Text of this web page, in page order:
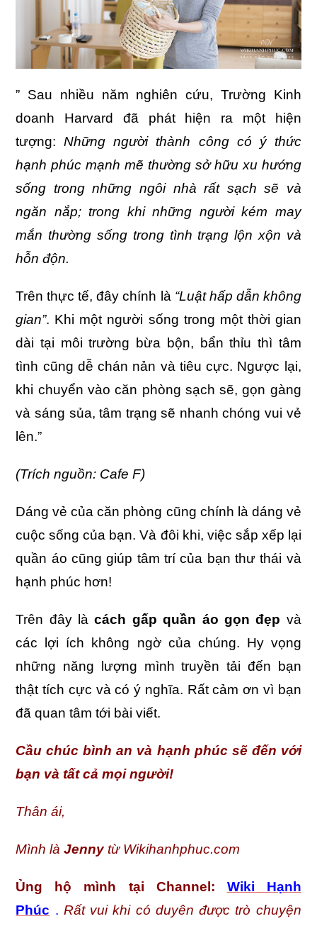
” Sau nhiều năm nghiên cứu, Trường Kinh
doanh Harvard đã phát hiện ra một hiện
tượng:Những người thành công có ý thức
hạnh phúc mạnh mẽ thường sở hữu xu hướng
sống trong những ngôi nhà rất sạch sẽ và
ngăn nắp; trong khi những người kém may
mắn thường sống trong tình trạng lộn xộn và
hỗn độn.
Trên thực tế, đây chính là “Luật hấp dẫn không
gian”. Khi một người sống trong một thời gian
dài tại môi trường bừa bộn, bẩn thỉu thì tâm
tình cũng dễ chán nản và tiêu cực. Ngược lại,
khi chuyển vào căn phòng sạch sẽ, gọn gàng
và sáng sủa, tâm trạng sẽ nhanh chóng vui vẻ
lên.”
(Trích nguồn: Cafe F)
Dáng vẻ của căn phòng cũng chính là dáng vẻ
cuộc sống của bạn. Và đôi khi, việc sắp xếp lại
quần áo cũng giúp tâm trí của bạn thư thái và
hạnh phúc hơn!
Trên đây là cách gấp quần áo gọn đẹp và
các lợi ích không ngờ của chúng. Hy vọng
những năng lượng mình truyền tải đến bạn
thật tích cực và có ý nghĩa. Rất cảm ơn vì bạn
đã quan tâm tới bài viết.
Cầu chúc bình an và hạnh phúc sẽ đến với
bạn và tất cả mọi người!
Thân ái,
Mình làJennytừ Wikihanhphuc.com
Ủng hộ mình tại Channel: Wiki Hạnh
Phúc . Rất vui khi có duyên được trò chuyện